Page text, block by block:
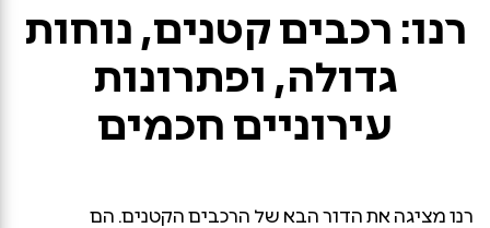
רנו: רכבים קטנים, נוחות
גדולה, ופתרונות
עירוניים חכמים
רנו מציגה את הדור הבא של הרכבים הקטנים. הם